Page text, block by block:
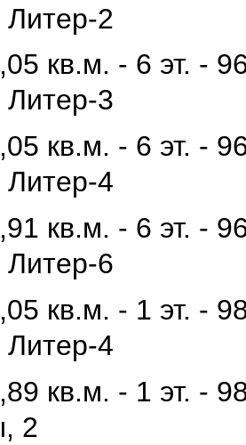
2
кв.м. - 6 эт. -
3
кв.м. - 6 эт. -
4
кв.м. - 6 эт. -
6
кв.м. - 1 эт. -
4
кв.м. - 1 эт. -
2